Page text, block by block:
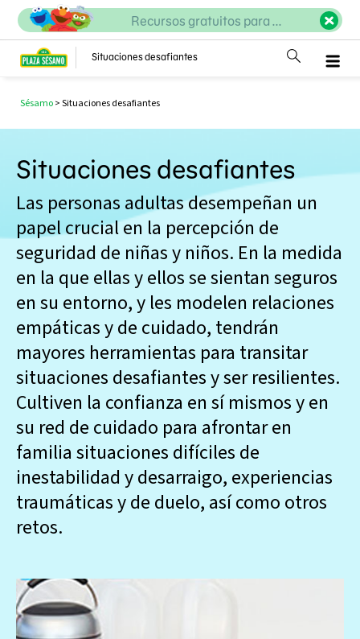
Recursos gratuitos para ...
Situaciones desafiantes
Sésamo>Situaciones desafiantes
Situaciones desafiantes
Las personas adultas desempeñan un
papel crucial en la percepción de
seguridad de niñas y niños. En la medida
en la que ellas y ellos se sientan seguros
en su entorno, y les modelen relaciones
empáticas y de cuidado, tendrán
mayores herramientas para transitar
situaciones desafiantes y ser resilientes.
Cultiven la confianza en sí mismos y en
su red de cuidado para afrontar en
familia situaciones difíciles de
inestabilidad y desarraigo, experiencias
traumáticas y de duelo, así como otros
retos.